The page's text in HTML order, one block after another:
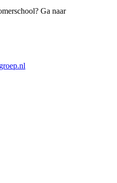
Ga naar